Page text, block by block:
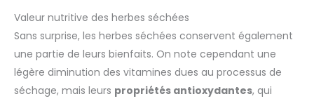
Valeur nutritive des herbes séchées
Sans surprise, les herbes séchées conservent également
une partie de leurs bienfaits. On note cependant une
légère diminution des vitamines dues au processus de
séchage, mais leurs propriétés antioxydantes, qui